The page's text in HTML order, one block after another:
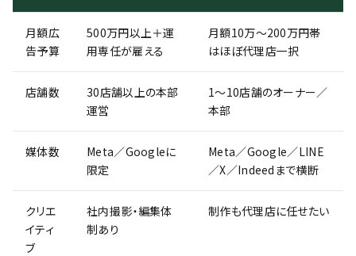
月額広
告予算
500万円以上＋運
用専任が雇える
月額10万〜200万円帯
はほぼ代理店一択
店舗数
30店舗以上の本部
運営
1〜10店舗のオーナー／
本部
媒体数
Meta／Googleに
限定
Meta／Google／LINE
／X／Indeedまで横断
クリエ
イティ
ブ
社内撮影・編集体
制あり
制作も代理店に任せたい